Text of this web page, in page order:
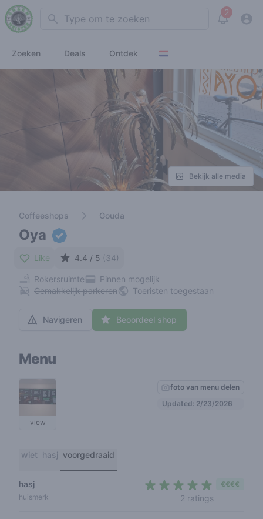
Search 2
View
Zoeken Deals Ontdek
Bekijk alle media
Coffeeshops Gouda
Oya
Like 4.4 / 5 (34)
Rokersruimte
Pinnen mogelijk
Gemakkelijk parkeren
Toeristen toegestaan
Navigeren Beoordeel shop
Menu
view
foto van menu delen
Updated: 2/23/2026
wiet hasj voorgedraaid
hasj
huismerk 2 ratings
€€€€